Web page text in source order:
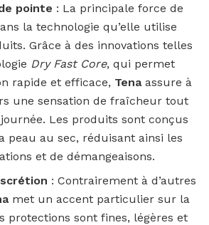
pointe : La principale force de
la technologie qu’elle utilise
Grâce à des innovations telles
Dry Fast Core, qui permet
rapide et efficace, Tenaassure à
une sensation de fraîcheur tout
Les produits sont conçus
peau au sec, réduisant ainsi les
et de démangeaisons.
: Contrairement à d’autres
met un accent particulier sur la
protections sont fines, légères et